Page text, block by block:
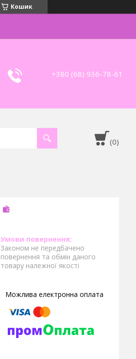
Кошик
+380 (68) 936-78-61
Законом не передбачено
повернення та обмін даного
товару належної якості